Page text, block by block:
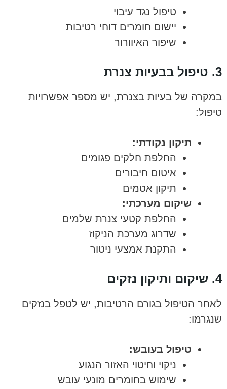
טיפול נגד עיבוי
יישום חומרים דוחי רטיבות
שיפור האיוורור
3. טיפול בבעיות צנרת
במקרה של בעיות בצנרת, יש מספר אפשרויות
טיפול:
תיקון נקודתי:
החלפת חלקים פגומים
איטום חיבורים
תיקון אטמים
שיקום מערכתי:
החלפת קטעי צנרת שלמים
שדרוג מערכת הניקוז
התקנת אמצעי ניטור
4. שיקום ותיקון נזקים
לאחר הטיפול בגורם הרטיבות, יש לטפל בנזקים
שנגרמו:
טיפול בעובש:
ניקוי וחיטוי האזור הנגוע
שימוש בחומרים מונעי עובש